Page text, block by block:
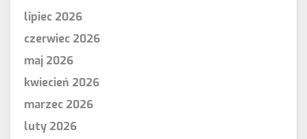
lipiec 2026
czerwiec 2026
maj 2026
kwiecień 2026
marzec 2026
luty 2026